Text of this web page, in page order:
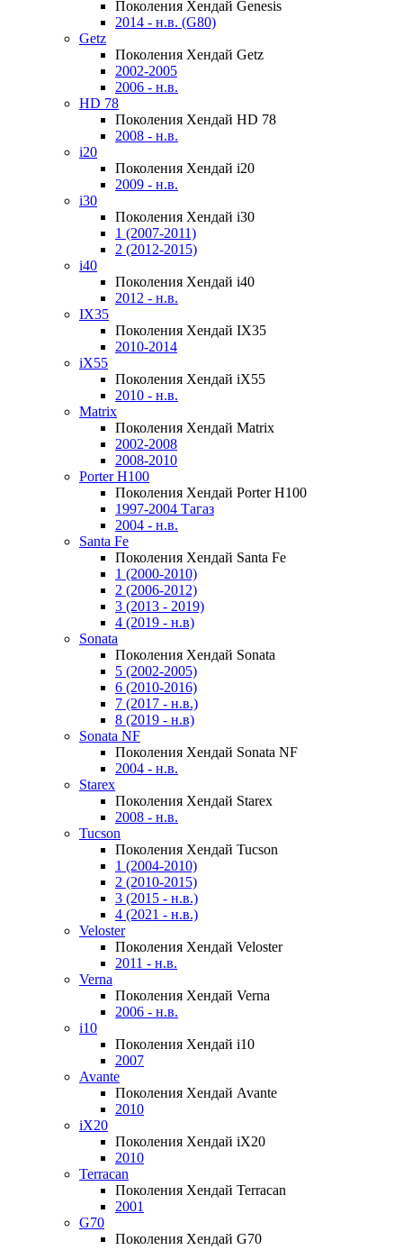
Поколения Хендай Genesis
2014 - н.в. (G80)
Getz
Поколения Хендай Getz
2002-2005
2006 - н.в.
HD 78
Поколения Хендай HD 78
2008 - н.в.
i20
Поколения Хендай i20
2009 - н.в.
i30
Поколения Хендай i30
1 (2007-2011)
2 (2012-2015)
i40
Поколения Хендай i40
2012 - н.в.
IX35
Поколения Хендай IX35
2010-2014
iX55
Поколения Хендай iX55
2010 - н.в.
Matrix
Поколения Хендай Matrix
2002-2008
2008-2010
Porter H100
Поколения Хендай Porter H100
1997-2004 Тагаз
2004 - н.в.
Santa Fe
Поколения Хендай Santa Fe
1 (2000-2010)
2 (2006-2012)
3 (2013 - 2019)
4 (2019 - н.в)
Sonata
Поколения Хендай Sonata
5 (2002-2005)
6 (2010-2016)
7 (2017 - н.в.)
8 (2019 - н.в)
Sonata NF
Поколения Хендай Sonata NF
2004 - н.в.
Starex
Поколения Хендай Starex
2008 - н.в.
Tucson
Поколения Хендай Tucson
1 (2004-2010)
2 (2010-2015)
3 (2015 - н.в.)
4 (2021 - н.в.)
Veloster
Поколения Хендай Veloster
2011 - н.в.
Verna
Поколения Хендай Verna
2006 - н.в.
i10
Поколения Хендай i10
2007
Avante
Поколения Хендай Avante
2010
iX20
Поколения Хендай iX20
2010
Terracan
Поколения Хендай Terracan
2001
G70
Поколения Хендай G70